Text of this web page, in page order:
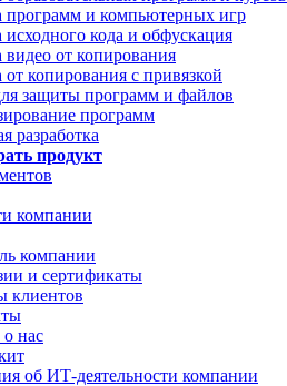
программ и компьютерных игр
исходного кода и обфускация
видео от копирования
от копирования с привязкой
защиты программ и файлов
программ
разработка
продукт
компании
компании
и сертификаты
клиентов
о нас
об ИТ-деятельности компании